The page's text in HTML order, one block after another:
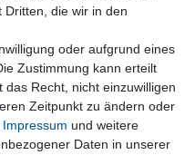
Zylinderköpfe,
Dritten, die wir in den
oder aufgrund eines
Zustimmung kann erteilt
Recht, nicht einzuwilligen
Zeitpunkt zu ändern oder
Impressum und weitere
Daten in unserer